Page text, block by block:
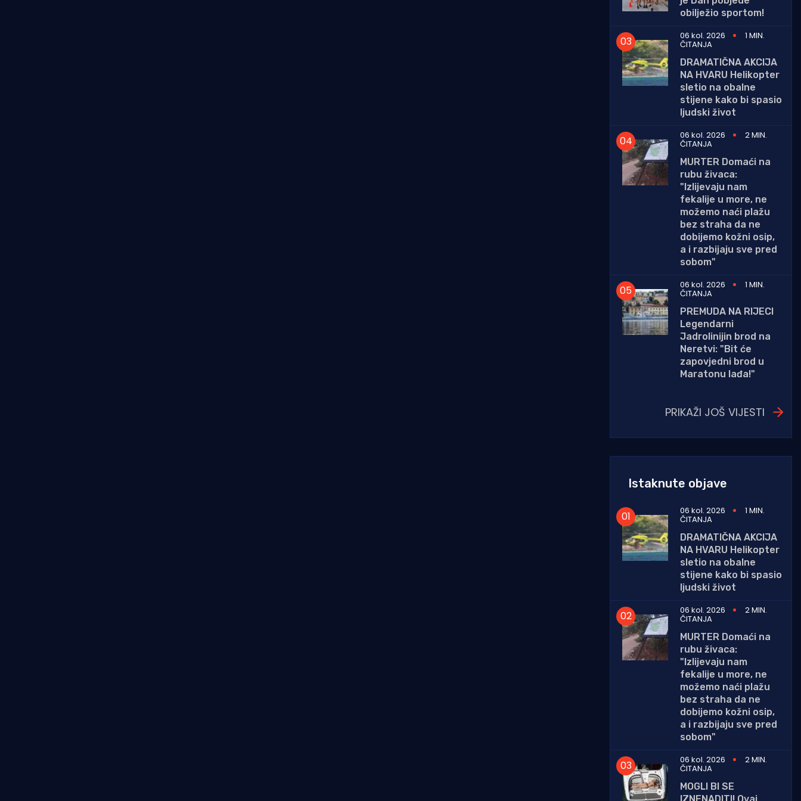
obilježio sportom!
06 kol. 2026
1 MIN.
ČITANJA
DRAMATIČNA AKCIJA
NA HVARU Helikopter
sletio na obalne
stijene kako bi spasio
ljudski život
06 kol. 2026
2 MIN.
ČITANJA
MURTER Domaći na
rubu živaca:
"Izlijevaju nam
fekalije u more, ne
možemo naći plažu
bez straha da ne
dobijemo kožni osip,
a i razbijaju sve pred
sobom"
06 kol. 2026
1 MIN.
ČITANJA
PREMUDA NA RIJECI
Legendarni
Jadrolinijin brod na
Neretvi: "Bit će
zapovjedni brod u
Maratonu lađa!"
PRIKAŽI JOŠ VIJESTI
Istaknute objave
06 kol. 2026 1 MIN.
ČITANJA
DRAMATIČNA AKCIJA
NA HVARU Helikopter
sletio na obalne
stijene kako bi spasio
ljudski život
06 kol. 2026
2 MIN.
ČITANJA
MURTER Domaći na
rubu živaca:
"Izlijevaju nam
fekalije u more, ne
možemo naći plažu
bez straha da ne
dobijemo kožni osip,
a i razbijaju sve pred
sobom"
06 kol. 2026
2 MIN.
ČITANJA
MOGLI BI SE
IZNENADITI! Ovaj